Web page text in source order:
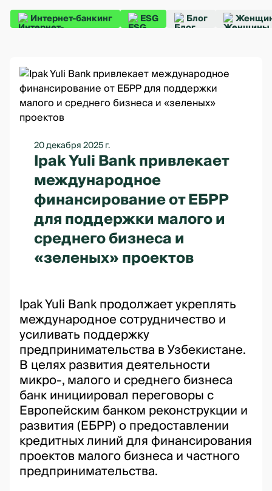
Интернет-банкинг ESG Блог
20 декабря 2025 г.
Ipak Yuli Bank привлекает
международное
финансирование от ЕБРР
для поддержки малого и
среднего бизнеса и
«зеленых» проектов
Ipak Yuli Bank продолжает укреплять
международное сотрудничество и
усиливать поддержку
предпринимательства в Узбекистане.
В целях развития деятельности
микро-, малого и среднего бизнеса
банк инициировал переговоры с
Европейским банком реконструкции и
развития (ЕБРР) о предоставлении
кредитных линий для финансирования
проектов малого бизнеса и частного
предпринимательства.